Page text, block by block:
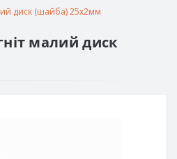
диск (шайба) 25х2мм
малий диск